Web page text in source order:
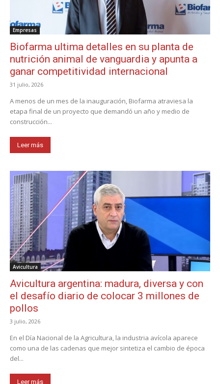
Empresas
Biofarma ultima detalles en su planta de
nutrición animal de vanguardia y apunta a
ganar competitividad internacional
31 julio, 2026
A menos de un mes de la inauguración, Biofarma atraviesa la
etapa final de un proyecto que demandó un año y medio de
construcción...
Leer más
Avicultura
Avicultura argentina: madura, diversa y con
el desafío diario de colocar 3 millones de
pollos
3 julio, 2026
En el Día Nacional de la Agricultura, la industria avícola aparece
como una de las cadenas que mejor sintetiza el cambio de época
del...
Leer más